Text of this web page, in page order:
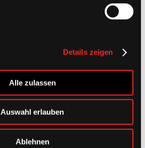
Details zeigen
Alle zulassen
Auswahl erlauben
Ablehnen